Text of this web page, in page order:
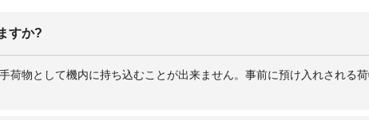
すか?
荷物として機内に持ち込むことが出来ません。事前に預け入れされる